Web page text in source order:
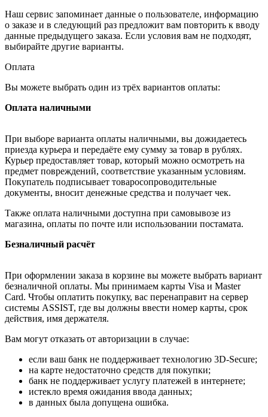
Наш сервис запоминает данные о пользователе, информацию
о заказе и в следующий раз предложит вам повторить к вводу
данные предыдущего заказа. Если условия вам не подходят,
выбирайте другие варианты.
Оплата
Вы можете выбрать один из трёх вариантов оплаты:
Оплата наличными
При выборе варианта оплаты наличными, вы дожидаетесь
приезда курьера и передаёте ему сумму за товар в рублях.
Курьер предоставляет товар, который можно осмотреть на
предмет повреждений, соответствие указанным условиям.
Покупатель подписывает товаросопроводительные
документы, вносит денежные средства и получает чек.
Также оплата наличными доступна при самовывозе из
магазина, оплаты по почте или использовании постамата.
Безналичный расчёт
При оформлении заказа в корзине вы можете выбрать вариант
безналичной оплаты. Мы принимаем карты Visa и Master
Card. Чтобы оплатить покупку, вас перенаправит на сервер
системы ASSIST, где вы должны ввести номер карты, срок
действия, имя держателя.
Вам могут отказать от авторизации в случае:
если ваш банк не поддерживает технологию 3D-Secure;
на карте недостаточно средств для покупки;
банк не поддерживает услугу платежей в интернете;
истекло время ожидания ввода данных;
в данных была допущена ошибка.